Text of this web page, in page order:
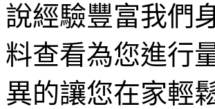
說經驗豐富我們
料查看為您進行
異的讓您在家輕